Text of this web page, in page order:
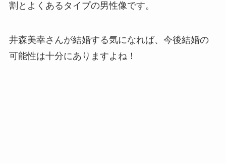
割とよくあるタイプの男性像です。
井森美幸さんが結婚する気になれば、今後結婚の
可能性は十分にありますよね！